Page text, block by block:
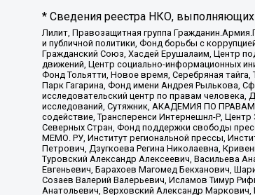
* Сведения реестра НКО, выполняющих
Лилит, Правозащитная группа
и публичной политики, Фонд борьбы с
Гражданский Союз, Хасдей Ерушалаим, Центр
движений, Центр социально-информационных
Фонд Тольятти, Новое время, Серебряная
Парк Гагарина, Фонд имени Андрея Рылькова,
исследовательский центр по правам человека,
исследований, Сутяжник, АКАДЕМИЯ ПО ПРАВАМ
содействие, Трансперенси Интернешнл-Р,
Северных Стран, Фонд поддержки свободы
МЕМО. РУ, Институт региональной прессы,
Петрович, Дзугкоева Регина Николаевна,
Туровский Александр Алексеевич, Васильева
Евгеньевич, Барахоев Магомед Бекханович,
Созаев Валерий Валерьевич, Исламов Тимур
Анатольевич, Верховский Александр